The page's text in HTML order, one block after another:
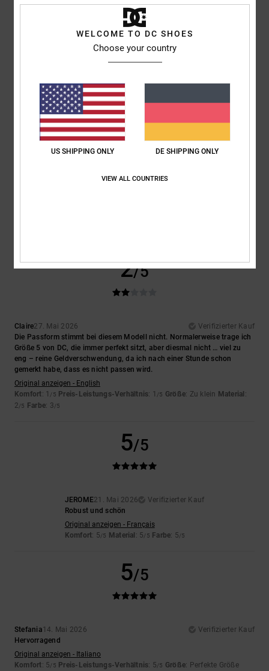
Abgesehen von der dünnen Sohle ist es ein sehr schöner und bequemer
Original anzeigen - Dutch
2 /5
2/5
Claire27. Mai 2026
Verifizierter Kauf
Die Passform stimmt bei diesem Modell nicht. Normalerweise trage ich
Größe 5 von DC, die immer perfekt sitzt, aber diesmal nicht … viel zu
eng – reine Geldverschwendung, da ich nach einer Stunde schon
gemerkt habe, dass es nicht passen wird.
Original anzeigen - English
Komfort: 1 /5 Preis-Leistungs-Verhältnis: 1 /5 Größe: Zu klein Material :
2/5 Farbe: 3/5
5/5
JEROME21. Mai 2026
Verifizierter Kauf
Robust und schön
Original anzeigen - Français
Komfort: 5/5 Material : 5/5 Farbe: 5/5
5/5
Stefania14. Mai 2026
Verifizierter Kauf
Hervorragend
Original anzeigen - Italiano
Komfort: 5/5 Preis-Leistungs-Verhältnis: 5/5 Größe: Perfekte Größe
WELCOME TO DC SHOES
Choose your country
US SHIPPING ONLY DE SHIPPING ONLY
VIEW ALL COUNTRIES